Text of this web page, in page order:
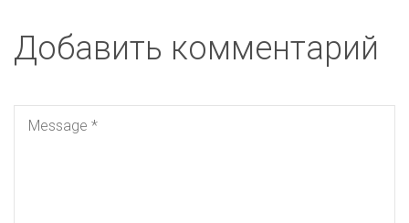
Добавить комментарий